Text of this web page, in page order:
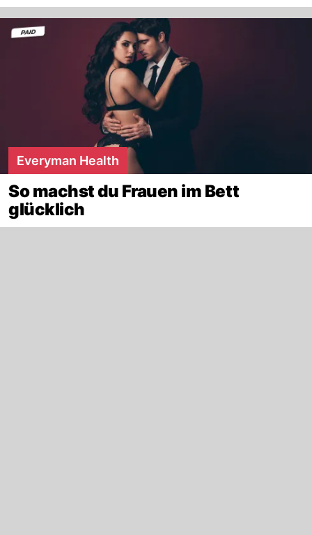
Everyman Health
So machst du Frauen im Bett
glücklich